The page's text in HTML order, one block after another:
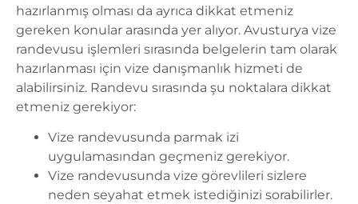
hazırlanmış olması da ayrıca dikkat etmeniz
gereken konular arasında yer alıyor. Avusturya vize
randevusu işlemleri sırasında belgelerin tam olarak
hazırlanması için vize danışmanlık hizmeti de
alabilirsiniz. Randevu sırasında şu noktalara dikkat
etmeniz gerekiyor:
Vize randevusunda parmak izi
uygulamasından geçmeniz gerekiyor.
Vize randevusunda vize görevlileri sizlere
neden seyahat etmek istediğinizi sorabilirler.